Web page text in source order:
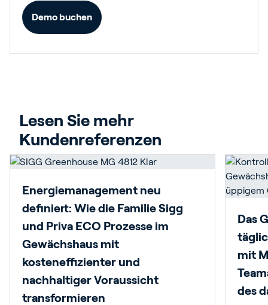
Demo buchen
Lesen Sie mehr
Kundenreferenzen
Energiemanagement neu
definiert: Wie die Familie Sigg
und Priva ECO Prozesse im
Gewächshaus mit
kosteneffizienter und
nachhaltiger Voraussicht
transformieren
Das
mit
des